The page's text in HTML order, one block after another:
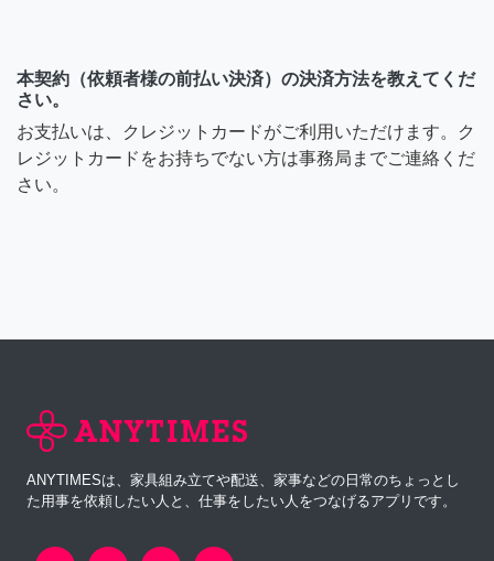
本契約（依頼者様の前払い決済）の決済方法を教えてくだ
さい。
お支払いは、クレジットカードがご利用いただけます。ク
レジットカードをお持ちでない方は事務局までご連絡くだ
さい。
ANYTIMESは、家具組み立てや配送、家事などの日常のちょっとし
た用事を依頼したい人と、仕事をしたい人をつなげるアプリです。